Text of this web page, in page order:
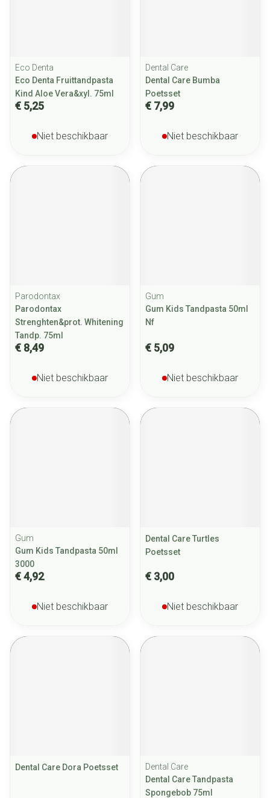
Eco Denta
Eco Denta Fruittandpasta
Kind Aloe Vera&xyl. 75ml
€ 5,25
Niet beschikbaar
Dental Care
Dental Care Bumba
Poetsset
€ 7,99
Niet beschikbaar
Parodontax
Parodontax
Strenghten&prot. Whitening
Tandp. 75ml
€ 8,49
Niet beschikbaar
Gum
Gum Kids Tandpasta 50ml
Nf
€ 5,09
Niet beschikbaar
Gum
Gum Kids Tandpasta 50ml
3000
€ 4,92
Niet beschikbaar
Dental Care Turtles
Poetsset
€ 3,00
Niet beschikbaar
Dental Care Dora Poetsset
Dental Care
Dental Care Tandpasta
Spongebob 75ml